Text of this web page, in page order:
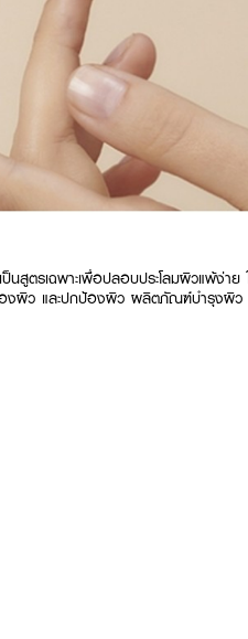
สูตรเฉพาะเพื่อปลอบประโลมผิวแพ้ง่าย
องผิว และปกป้องผิว ผลิตภัณฑ์บำรุงผิว